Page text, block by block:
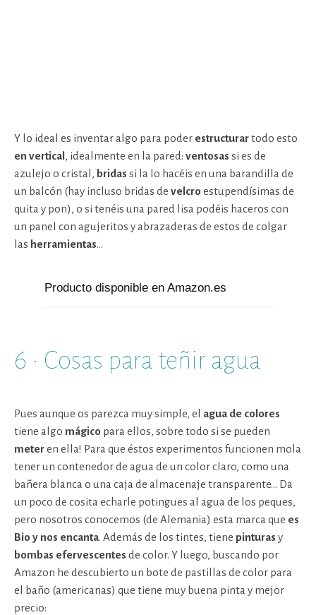
Y lo ideal es inventar algo para poder estructurartodo esto
en vertical, idealmente en la pared: ventosas si es de
azulejo o cristal, bridas si la lo hacéis en una barandilla de
un balcón (hay incluso bridas de velcro estupendísimas de
quita y pon), o si tenéis una pared lisa podéis haceros con
un panel con agujeritos y abrazaderas de estos de colgar
las herramientas…
Producto disponible en Amazon.es
6 · Cosas para teñir agua
Pues aunque os parezca muy simple, el agua de colores
tiene algo mágico para ellos, sobre todo si se pueden
meteren ella! Para que éstos experimentos funcionen mola
tener un contenedor de agua de un color claro, como una
bañera blanca o una caja de almacenaje transparente… Da
un poco de cosita echarle potingues al agua de los peques,
pero nosotros conocemos (de Alemania) esta marca que es
Bio y nos encanta. Además de los tintes, tiene pinturas y
bombas efervescentes de color. Y luego, buscando por
Amazon he descubierto un bote de pastillas de color para
el baño (americanas) que tiene muy buena pinta y mejor
precio: